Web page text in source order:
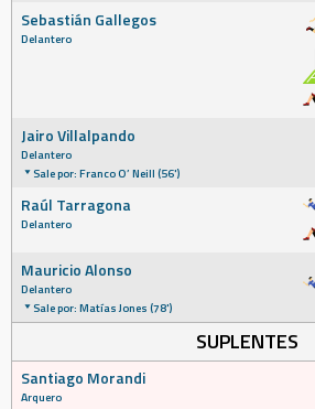
Sebastián Gallegos
Delantero
Jairo Villalpando
Delantero
Sale por: Franco O’ Neill (56')
Raúl Tarragona
Delantero
Mauricio Alonso
Delantero
Sale por: Matías Jones (78')
SUPLENTES
Santiago Morandi
Arquero